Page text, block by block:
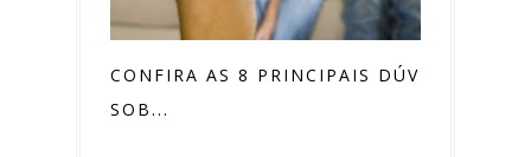
CONFIRA AS 8 PRINCIPAIS DÚVIDAS
SOB...